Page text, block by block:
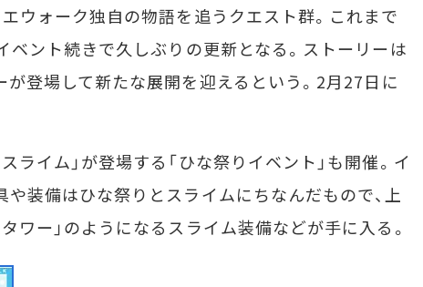
ウォーク独自の物語を追うクエスト群。これまで
ベント続きで久しぶりの更新となる。ストーリーは
登場して新たな展開を迎えるという。2月27日に
イム」が登場する「ひな祭りイベント」も開催。イ
装備はひな祭りとスライムにちなんだもので、上
ワー」のようになるスライム装備などが手に入る。